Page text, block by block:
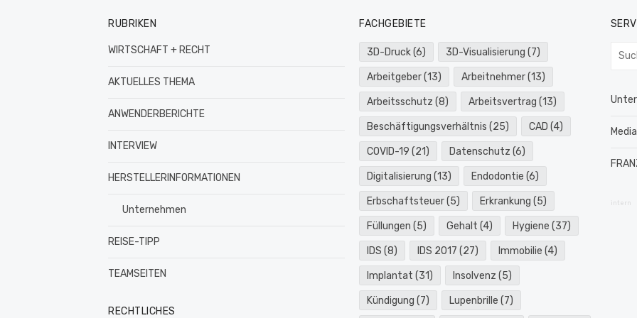
RUBRIKEN
WIRTSCHAFT + RECHT
AKTUELLES THEMA
ANWENDERBERICHTE
INTERVIEW
HERSTELLERINFORMATIONEN
Unternehmen
REISE-TIPP
TEAMSEITEN
RECHTLICHES
FACHGEBIETE
3D-Druck(6) 3D-Visualisierung (7)
Arbeitgeber(13) Arbeitnehmer(13)
Arbeitsschutz (8) Arbeitsvertrag (13)
Beschäftigungsverhältnis (25) CAD (4)
COVID-19 (21) Datenschutz (6)
Digitalisierung (13) Endodontie (6)
Erbschaftsteuer(5) Erkrankung (5)
Füllungen (5) Gehalt (4) Hygiene (37)
IDS (8) IDS 2017 (27) Immobilie (4)
Implantat (31) Insolvenz (5)
Kündigung (7) Lupenbrille (7)
intern